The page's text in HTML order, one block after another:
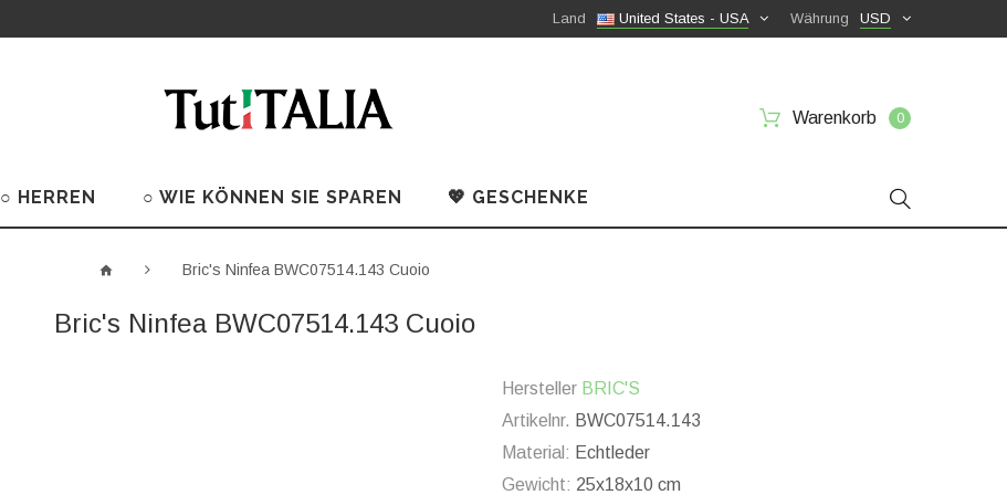
USD
Währung
United States - USA
Land
Warenkorb 0
○ HERREN ○ WIE KÖNNEN SIE SPAREN 💖 GESCHENKE
Bric's Ninfea BWC07514.143 Cuoio
Bric's Ninfea BWC07514.143 Cuoio
Hersteller BRIC'S
Artikelnr. BWC07514.143
Material: Echtleder
Gewicht: 25x18x10 cm